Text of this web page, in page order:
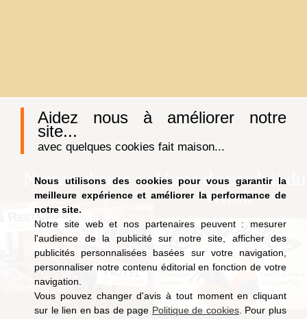
Aidez nous à améliorer notre
site...
avec quelques cookies fait maison...
Nous utilisons des cookies pour vous garantir la
meilleure expérience et améliorer la performance de
notre site.
Notre site web et nos partenaires peuvent : mesurer
l'audience de la publicité sur notre site, afficher des
publicités personnalisées basées sur votre navigation,
personnaliser notre contenu éditorial en fonction de votre
navigation.
Vous pouvez changer d'avis à tout moment en cliquant
sur le lien en bas de page Politique de cookies. Pour plus
Notre auberge
Vente de produit du
terroir